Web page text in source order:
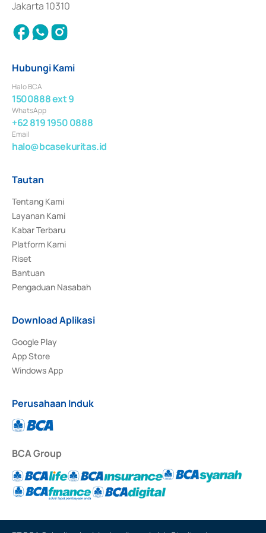
Jakarta 10310
Hubungi Kami
Halo BCA
1500888 ext 9
WhatsApp
+62 819 1950 0888
Email
halo@bcasekuritas.id
Tautan
Tentang Kami
Layanan Kami
Kabar Terbaru
Platform Kami
Riset
Bantuan
Pengaduan Nasabah
Download Aplikasi
Google Play
App Store
Windows App
Perusahaan Induk
BCA Group